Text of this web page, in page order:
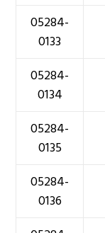
05284-
0133
05284-
0134
05284-
0135
05284-
0136